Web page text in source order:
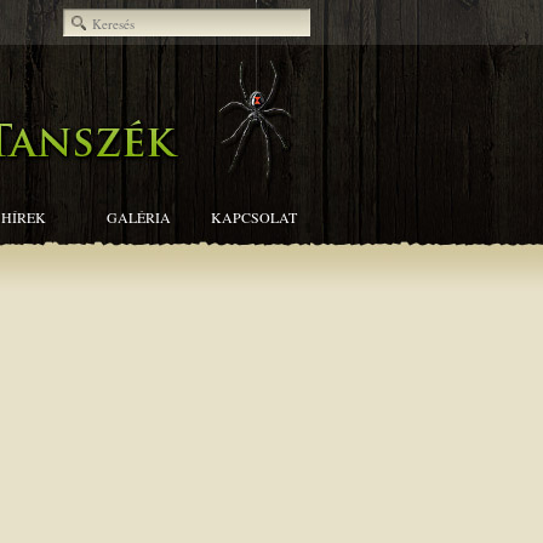
HÍREK GALÉRIA KAPCSOLAT